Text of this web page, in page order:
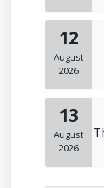
12
August
2026
13
August
2026